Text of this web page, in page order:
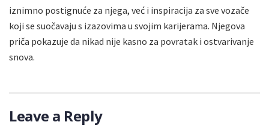
iznimno postignuće za njega, već i inspiracija za sve vozače
koji se suočavaju s izazovima u svojim karijerama. Njegova
priča pokazuje da nikad nije kasno za povratak i ostvarivanje
snova.
Leave a Reply